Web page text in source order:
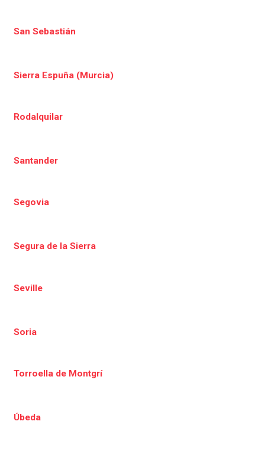
San Sebastián
Sierra Espuña (Murcia)
Rodalquilar
Santander
Segovia
Segura de la Sierra
Seville
Soria
Torroella de Montgrí
Úbeda